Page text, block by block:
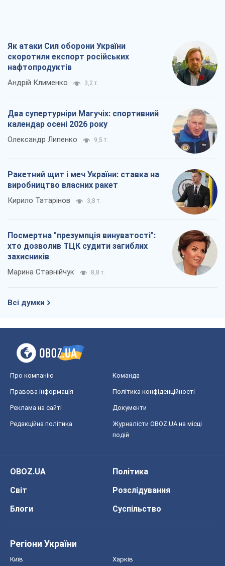
Як атаки Сил оборони України
скоротили експорт російських
нафтопродуктів
Андрій Клименко 3,2 т.
Два супертурніри Магучіх: спортивний
календар осені 2026 року
Олександр Липенко 9,5 т.
Ракетний щит і меч України: ставка на
виробництво власних ракет
Кирило Татарінов 3,8 т.
Посмертна "презумпція винуватості":
хто дозволив ТЦК судити загиблих
захисників
Марина Ставнійчук 8,8 т.
Всі думки
Про компанію Команда
Правова інформація Політика конфіденційності
Реклама на сайті Документи
Редакційна політика
Журналісти OBOZ.UA на місці
подій
OBOZ.UA
Політика
Світ
Розслідування
Блоги
Суспільство
Регіони України
Київ Харків